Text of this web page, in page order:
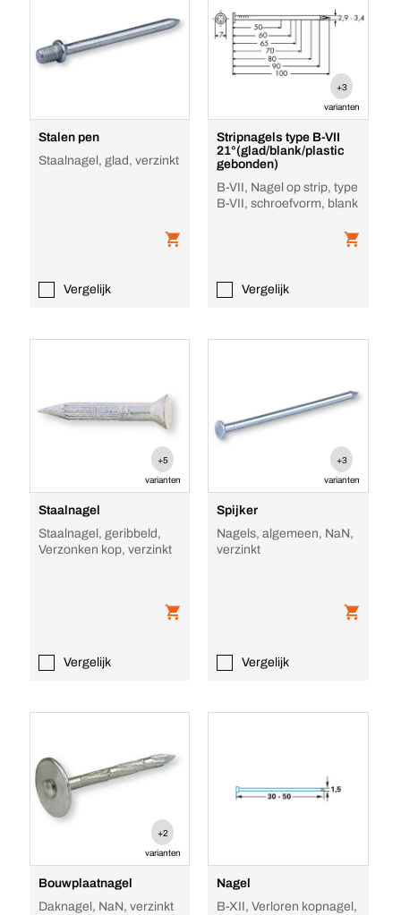
Stalen pen
Staalnagel, glad, verzinkt
Vergelijk
+3
varianten
Stripnagels type B-VII
21°(glad/blank/plastic
gebonden)
B-VII, Nagel op strip, type
B-VII, schroefvorm, blank
Vergelijk
+5
varianten
Staalnagel
Staalnagel, geribbeld,
Verzonken kop, verzinkt
Vergelijk
+3
varianten
Spijker
Nagels, algemeen, NaN,
verzinkt
Vergelijk
+2
varianten
Bouwplaatnagel
Daknagel, NaN, verzinkt
Nagel
B-XII, Verloren kopnagel,